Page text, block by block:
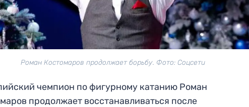
Роман Костомаров продолжает борьбу. Фото: Соцсети
чемпион по фигурному катанию Роман
продолжает восстанавливаться после